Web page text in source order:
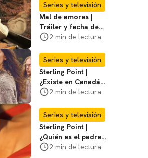
Series y televisión
Mal de amores |
Tráiler y fecha de
estreno de la nueva
2 min de lectura
Series y televisión
Sterling Point |
¿Existe en Canadá
la isla de la que
Entérate
2 min de lectura
Series y televisión
Sterling Point |
¿Quién es el padre
biológico de
2 min de lectura